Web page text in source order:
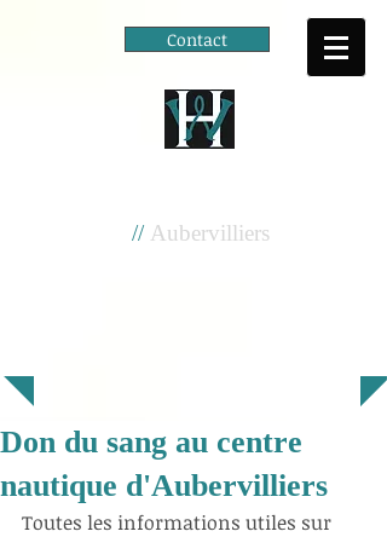
Contact
//Aubervilliers
Don du sang au centre
nautique d'Aubervilliers
Toutes les informations utiles sur